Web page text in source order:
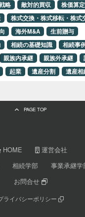
略 敵対的買収
株価算定
株式交換・株式移転・株式
海外M&A
生前贈与
相続の基礎知識 相続事
親族内承継 親族外承継
起業 遺産分割 遺産相
PAGE TOP
HOME
運営会社
相続学部
事業承継学
お問合せ
ライバシーポリシー